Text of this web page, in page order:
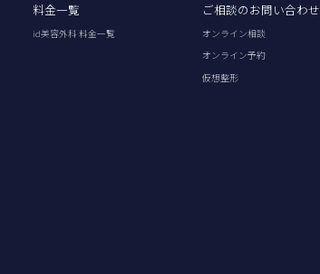
料金一覧
id美容外科 料金一覧
ご相談のお問い合わせ
オンライン相談
オンライン予約
仮想整形